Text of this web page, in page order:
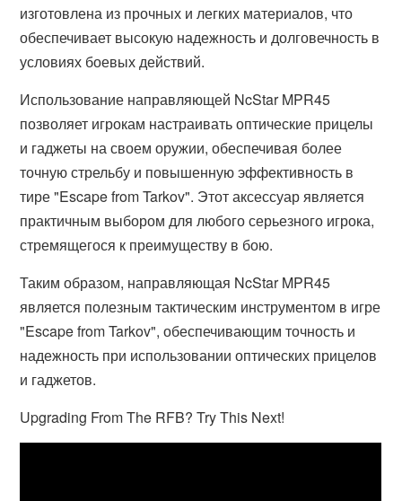
изготовлена из прочных и легких материалов, что
обеспечивает высокую надежность и долговечность в
условиях боевых действий.
Использование направляющей NcStar MPR45
позволяет игрокам настраивать оптические прицелы
и гаджеты на своем оружии, обеспечивая более
точную стрельбу и повышенную эффективность в
тире "Escape from Tarkov". Этот аксессуар является
практичным выбором для любого серьезного игрока,
стремящегося к преимуществу в бою.
Таким образом, направляющая NcStar MPR45
является полезным тактическим инструментом в игре
"Escape from Tarkov", обеспечивающим точность и
надежность при использовании оптических прицелов
и гаджетов.
Upgrading From The RFB? Try This Next!